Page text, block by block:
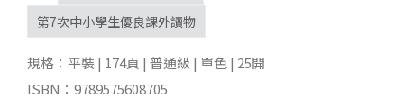
第7次中小學生優良課外讀物
規格：平裝 | 174頁 | 普通級 | 單色 | 25開
ISBN：9789575608705